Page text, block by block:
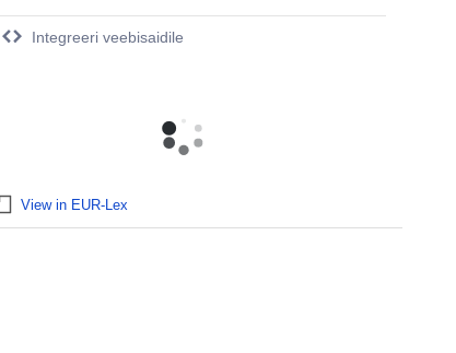
Integreeri veebisaidile
View in EUR-Lex